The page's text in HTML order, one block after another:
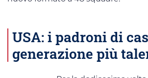
USA: i padroni di
generazione più